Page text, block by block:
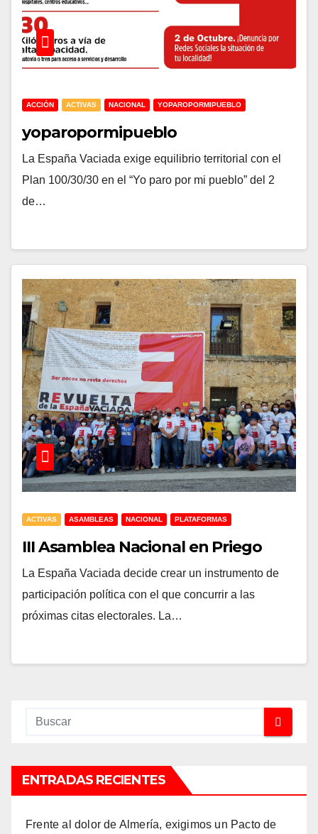
ACCIÓN ACTIVAS NACIONAL YOPAROPORMIPUEBLO
yoparopormipueblo
La España Vaciada exige equilibrio territorial con el
Plan 100/30/30 en el “Yo paro por mi pueblo” del 2
de…
ACTIVAS ASAMBLEAS NACIONAL PLATAFORMAS
III Asamblea Nacional en Priego
La España Vaciada decide crear un instrumento de
participación política con el que concurrir a las
próximas citas electorales. La…
ENTRADAS RECIENTES
Frente al dolor de Almería, exigimos un Pacto de